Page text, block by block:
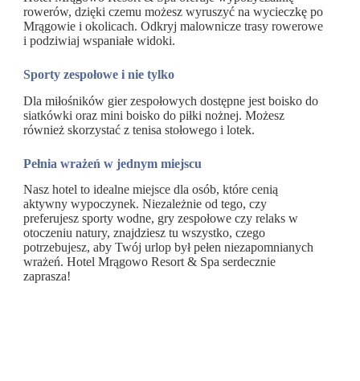
rowerów, dzięki czemu możesz wyruszyć na wycieczkę po
Mrągowie i okolicach. Odkryj malownicze trasy rowerowe
i podziwiaj wspaniałe widoki.
Sporty zespołowe i nie tylko
Dla miłośników gier zespołowych dostępne jest boisko do
siatkówki oraz mini boisko do piłki nożnej. Możesz
również skorzystać z tenisa stołowego i lotek.
Pełnia wrażeń w jednym miejscu
Nasz hotel to idealne miejsce dla osób, które cenią
aktywny wypoczynek. Niezależnie od tego, czy
preferujesz sporty wodne, gry zespołowe czy relaks w
otoczeniu natury, znajdziesz tu wszystko, czego
potrzebujesz, aby Twój urlop był pełen niezapomnianych
wrażeń. Hotel Mrągowo Resort & Spa serdecznie
zaprasza!